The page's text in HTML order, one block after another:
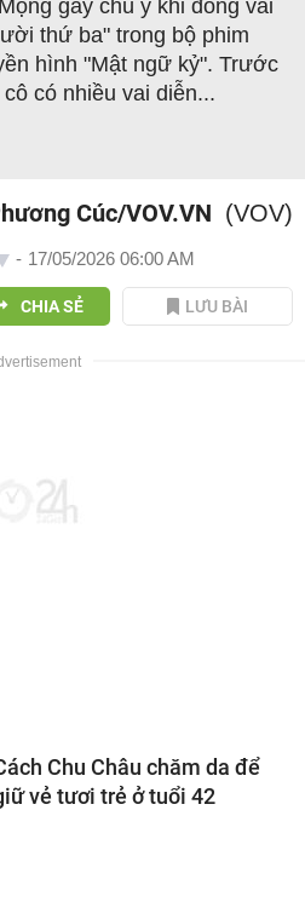
gây chú ý khi đóng vai
thứ ba" trong bộ phim
hình "Mật ngữ kỷ". Trước
cô có nhiều vai diễn...
Cúc/VOV.VN (VOV)
- 17/05/2026 06:00 AM
CHIA SẺ LƯU BÀI
Chu Châu chăm da để
vẻ tươi trẻ ở tuổi 42